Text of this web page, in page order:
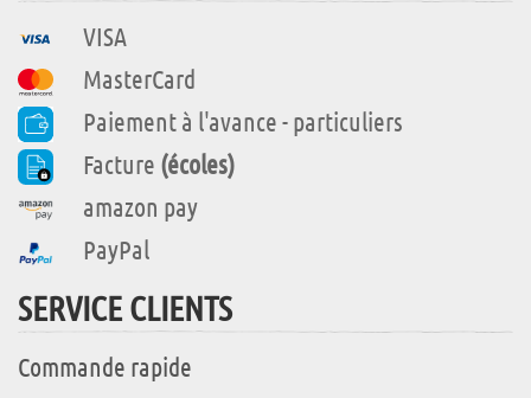
VISA
MasterCard
Paiement à l'avance - particuliers
Facture (écoles)
amazon pay
PayPal
SERVICE CLIENTS
Commande rapide